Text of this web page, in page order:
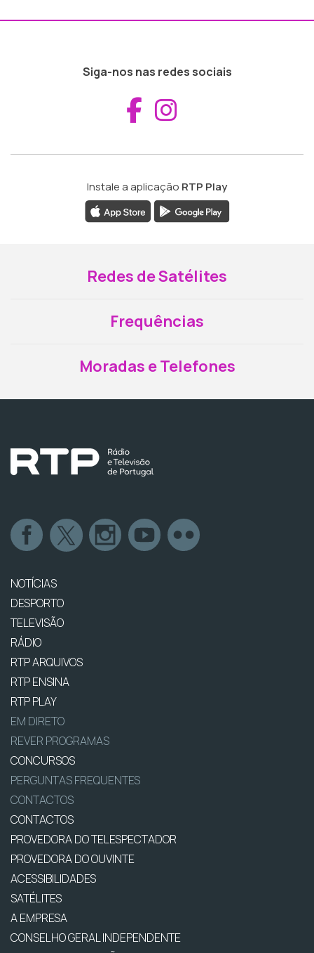
Siga-nos nas redes sociais
Aceder ao
Instale a aplicação RTP Play
Redes de Satélites
Frequências
Moradas e Telefones
NOTÍCIAS
DESPORTO
TELEVISÃO
RÁDIO
RTP ARQUIVOS
RTP ENSINA
RTP PLAY
EM DIRETO
REVER PROGRAMAS
CONCURSOS
PERGUNTAS FREQUENTES
CONTACTOS
CONTACTOS
PROVEDORA DO TELESPECTADOR
PROVEDORA DO OUVINTE
ACESSIBILIDADES
SATÉLITES
A EMPRESA
CONSELHO GERAL INDEPENDENTE